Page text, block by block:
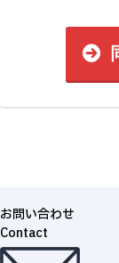
お問い合わせ
Contact